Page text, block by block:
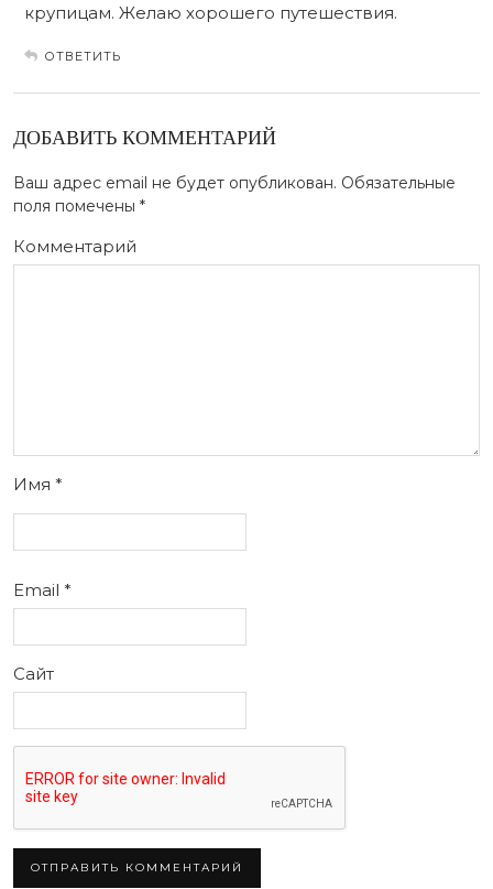
крупицам. Желаю хорошего путешествия.
ОТВЕТИТЬ
ДОБАВИТЬ КОММЕНТАРИЙ
Ваш адрес email не будет опубликован. Обязательные
поля помечены *
Комментарий
Имя *
Email *
Сайт